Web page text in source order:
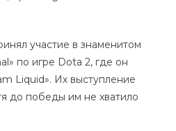
участие в знаменитом
по игре Dota 2, где он
Liquid». Их выступление
до победы им не хватило